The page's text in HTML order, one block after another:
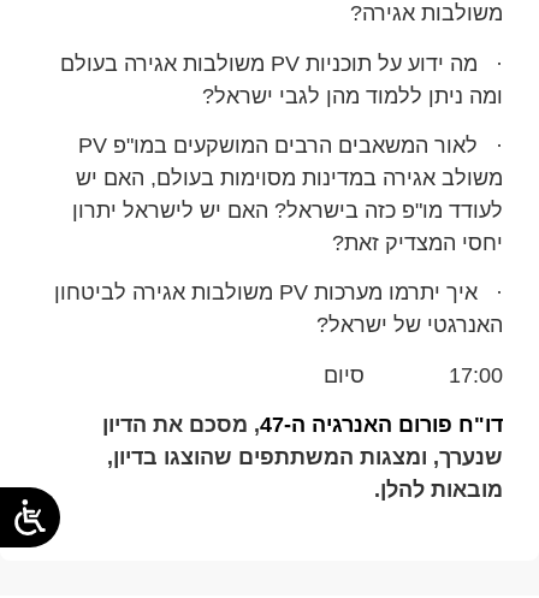
משולבות אגירה?
· מה ידוע על תוכניות PV משולבות אגירה בעולם
ומה ניתן ללמוד מהן לגבי ישראל?
· לאור המשאבים הרבים המושקעים במו"פ PV
משולב אגירה במדינות מסוימות בעולם, האם יש
לעודד מו"פ כזה בישראל? האם יש לישראל יתרון
יחסי המצדיק זאת?
· איך יתרמו מערכות PV משולבות אגירה לביטחון
האנרגטי של ישראל?
17:00 סיום
דו"ח פורום האנרגיה ה-47
, מסכם את הדיון
שנערך, ומצגות המשתתפים שהוצגו בדיון,
מובאות להלן.